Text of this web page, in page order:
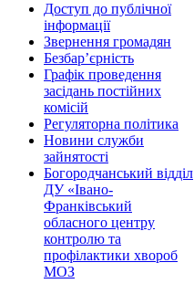
Доступ до публічної
інформації
Звернення громадян
Безбар’єрність
Графік проведення
засідань постійних
комісій
Регуляторна політика
Новини служби
зайнятості
Богородчанський відділ
ДУ «Івано-
Франківський
обласного центру
контролю та
профілактики хвороб
МОЗ